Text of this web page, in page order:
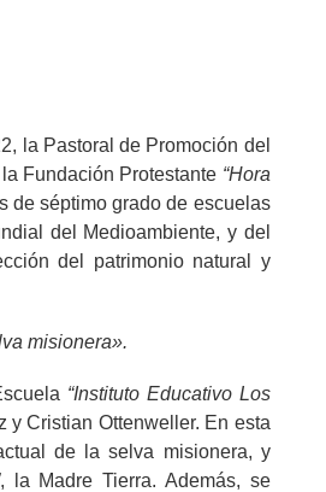
la Pastoral de Promoción del
Fundación Protestante “Hora
de séptimo grado de escuelas
del Medioambiente, y del
del patrimonio natural y
misionera».
“Instituto Educativo Los
Cristian Ottenweller. En esta
de la selva misionera, y
, la Madre Tierra. Además, se